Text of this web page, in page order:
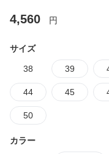
4,560 円
サイズ
38 39
44 45
50
カラー